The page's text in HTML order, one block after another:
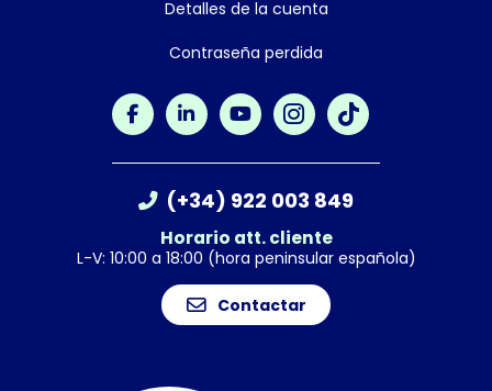
Detalles de la cuenta
Contraseña perdida
(+34) 922 003 849
Horario att. cliente
L-V: 10:00 a 18:00 (hora peninsular española)
Contactar